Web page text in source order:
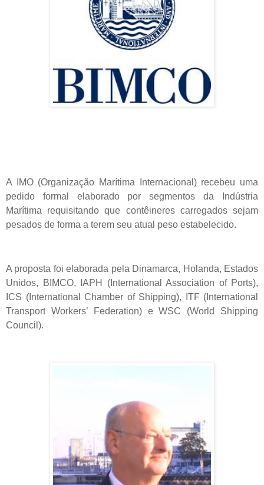
A IMO (Organização Marítima Internacional) recebeu uma
pedido formal elaborado por segmentos da Indústria
Marítima requisitando que contêineres carregados sejam
pesados de forma a terem seu atual peso estabelecido.
A proposta foi elaborada pela Dinamarca, Holanda, Estados
Unidos, BIMCO, IAPH (International Association of Ports),
ICS (International Chamber of Shipping), ITF (International
Transport Workers’ Federation) e WSC (World Shipping
Council).